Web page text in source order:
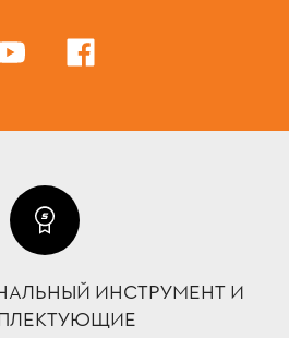
ИНСТРУМЕНТ И